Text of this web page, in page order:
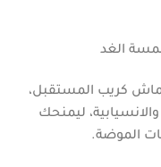
الغد
كريب المستقبل،
ليمنحك
الموضة.